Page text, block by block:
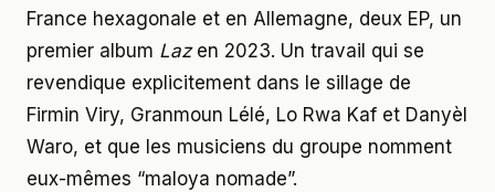
France hexagonale et en Allemagne, deux EP, un
premier album Lazen 2023. Un travail qui se
revendique explicitement dans le sillage de
Firmin Viry, Granmoun Lélé, Lo Rwa Kaf et Danyèl
Waro, et que les musiciens du groupe nomment
eux-mêmes “maloya nomade”.